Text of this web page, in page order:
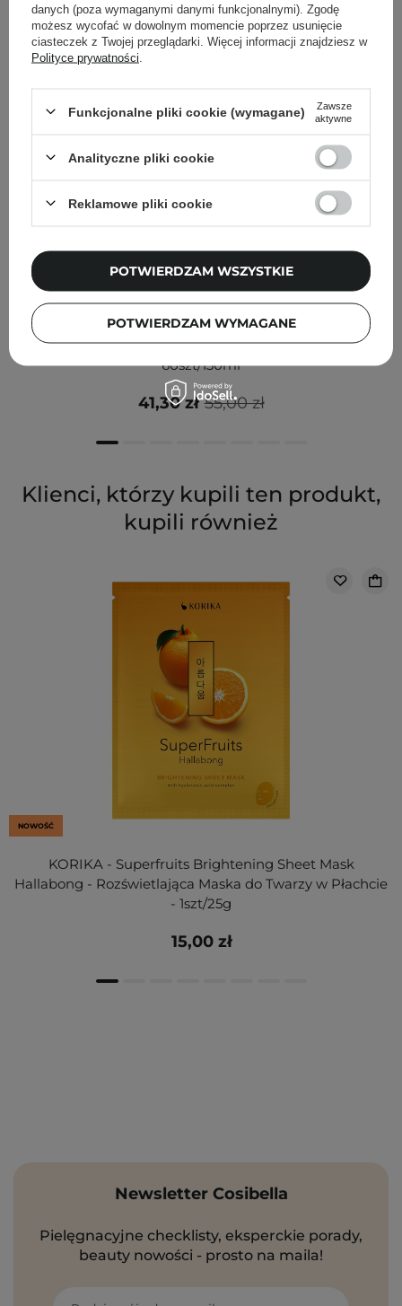
PROMOCJA
VT Cosmetics - CICA Mild Toner Pad - Złuszczające
Płatki do Twarzy z Wąkrotą i Kwasem Salicylowym -
60szt/130ml
55,00 zł
41,30 zł
Klienci, którzy kupili ten produkt,
kupili również
NOWOŚĆ
KORIKA - Superfruits Brightening Sheet Mask
Hallabong - Rozświetlająca Maska do Twarzy w Płachcie
- 1szt/25g
15,00 zł
Newsletter Cosibella
Pielęgnacyjne checklisty, eksperckie porady,
beauty nowości - prosto na maila!
danych (poza wymaganymi danymi funkcjonalnymi). Zgodę
możesz wycofać w dowolnym momencie poprzez usunięcie
ciasteczek z Twojej przeglądarki. Więcej informacji znajdziesz w
Polityce prywatności
Funkcjonalne pliki cookie (wymagane)
Zawsze
aktywne
Analityczne pliki cookie
Reklamowe pliki cookie
POTWIERDZAM WYMAGANE
POTWIERDZAM WSZYSTKIE